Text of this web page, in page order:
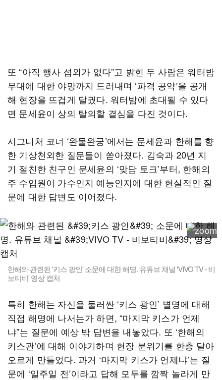
또 “아직 행사 섭외가 없다”고 밝힌 두 사람은 워터밤
무대에 대한 야망까지 드러내며 ‘파격 공약’을 공개
해 현장을 뜨겁게 달궜다. 워터밤에 초대될 수 있다
면 문세윤이 상의 탈의할 결심을 다진 것이다.
시그니처 코너 ‘완물완궁’에서는 문세윤과 한해를 향
한 기상천외한 질문들이 쏟아졌다. 김숙과 20년 지
기 절친한 친구인 문세윤의 ‘맞담 토크’부터, 한해의
주 수입원이 가수인지 예능인지에 대한 현실적인 질
문에 대한 답변도 이어졌다.
한해와 관련된 '키스 광인' 소문에 대한 해명. 유튜브 채널 'VIVO TV - 비
보티비' 영상 캡처
특히 한해는 자신을 둘러싼 ‘키스 광인’ 별명에 대해
직접 해명에 나서는가 하면, “마지막 키스가 언제
냐”는 질문에 예상 밖 답변을 내놓았다. 또 ‘한해의
키스관’에 대해 이야기하며 현장 분위기를 한층 달아
오르게 만들었다. 과거 ‘마지막 키스가 언제냐’는 질
문에 ‘일주일 전’이라고 답해 모두를 깜짝 놀라게 만